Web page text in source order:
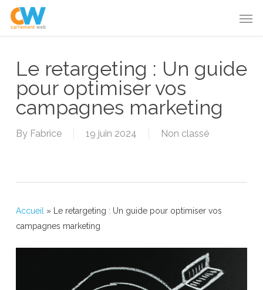
Skip
Le retargeting : Un guide
pour optimiser vos
campagnes marketing
By Fabrice 19 juin 2024 Non classé
Accueil »
Le retargeting : Un guide pour optimiser vos
campagnes marketing